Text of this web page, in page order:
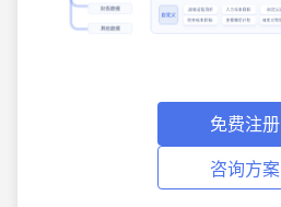
免费注册
咨询方案